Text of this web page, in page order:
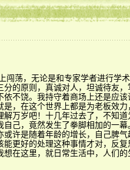
，无论是和专家学者进行学术
分的原则，真诚对人，坦诚待友
不饶。我持守着商场上还是应
是，在这个世界上都是为老板效
万岁吧！十几年过去了，不知
己，竟然发生了拳脚相加的一幕
许是随着年龄的增长，自己脾
更好的处理这种事情才对，反
想在这里，就日常生活中，人们